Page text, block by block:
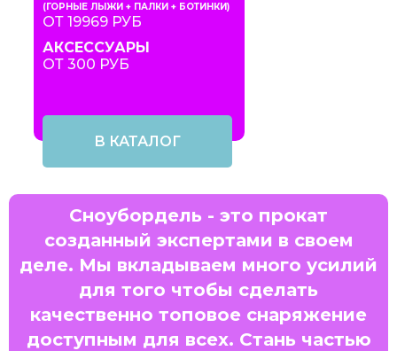
(ГОРНЫЕ ЛЫЖИ + ПАЛКИ + БОТИНКИ)
ОТ 19969 РУБ
АКСЕССУАРЫ
ОТ 300 РУБ
В КАТАЛОГ
Сноубордель - это прокат
созданный экспертами в своем
деле. Мы вкладываем много усилий
для того чтобы сделать
качественно топовое снаряжение
доступным для всех. Стань частью